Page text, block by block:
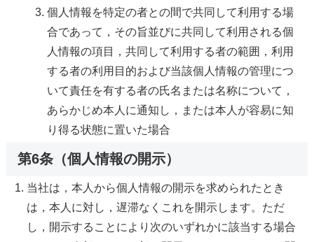
個人情報を特定の者との間で共同して利用する場
合であって，その旨並びに共同して利用される個
人情報の項目，共同して利用する者の範囲，利用
する者の利用目的および当該個人情報の管理につ
いて責任を有する者の氏名または名称について，
あらかじめ本人に通知し，または本人が容易に知
り得る状態に置いた場合
第6条（個人情報の開示）
当社は，本人から個人情報の開示を求められたとき
は，本人に対し，遅滞なくこれを開示します。ただ
し，開示することにより次のいずれかに該当する場合